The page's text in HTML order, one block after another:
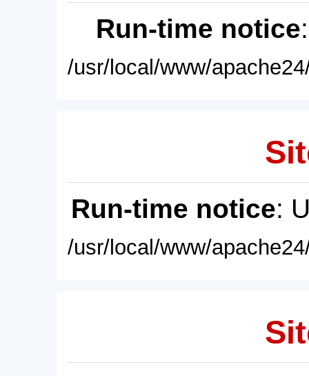
Run-time notice
/usr/local/www/
Run-time notice:
/usr/local/www/